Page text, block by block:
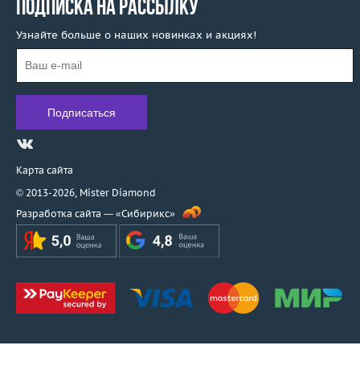
ПОДПИСКА НА РАССЫЛКУ
Узнайте больше о наших новинках и акциях!
Карта сайта
© 2013-2026, Mister Diamond
Разработка сайта — «Сибирикс»